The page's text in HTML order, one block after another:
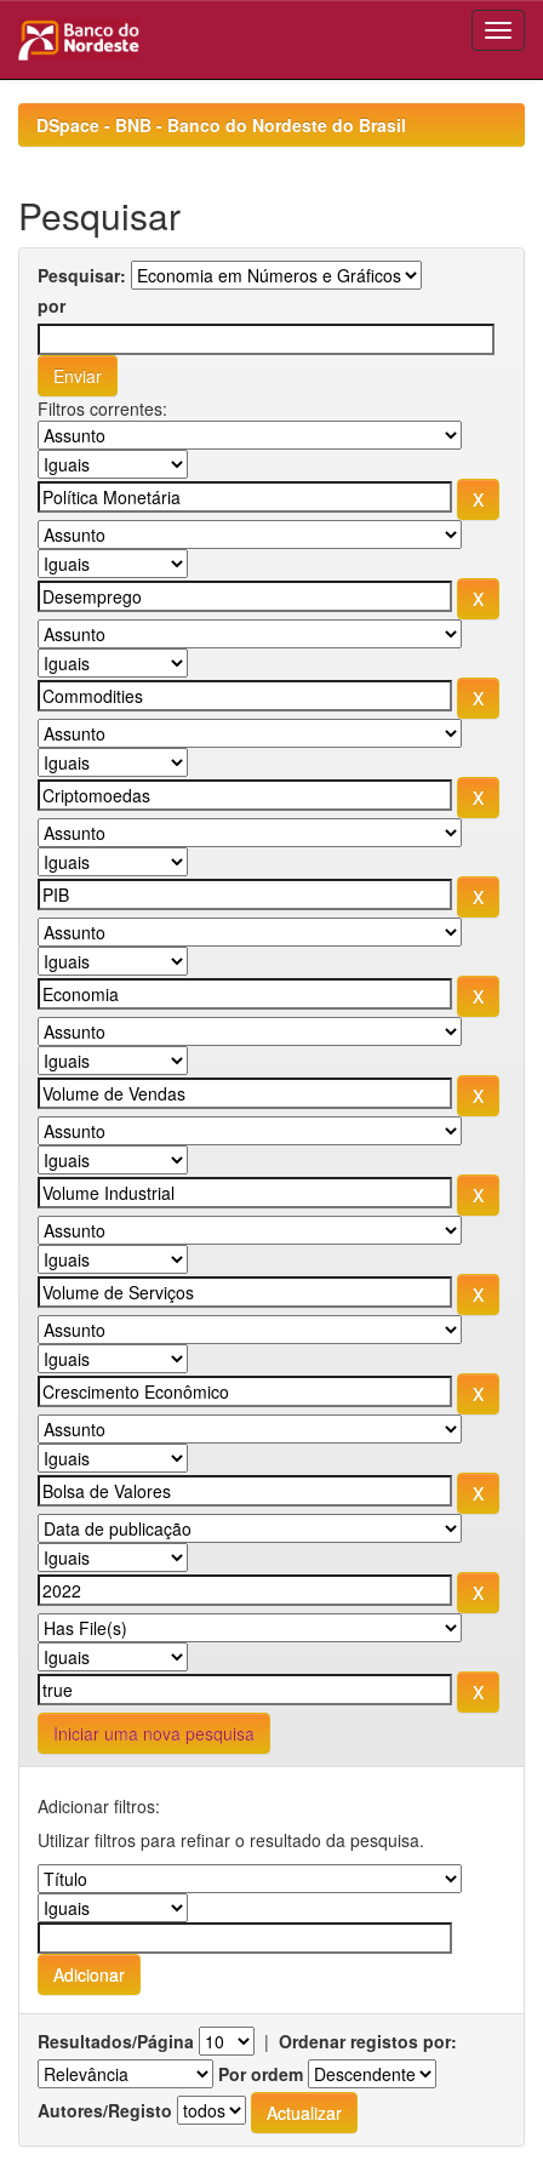
navigationDSpace - BNB - Banco do Nordeste do Brasil
Pesquisar
Pesquisar:
por
Filtros correntes:
Iniciar uma nova pesquisa
Adicionar filtros:
Utilizar filtros para refinar o resultado da pesquisa.
Resultados/Página | Ordenar registos por:
Por ordem
Autores/Registo